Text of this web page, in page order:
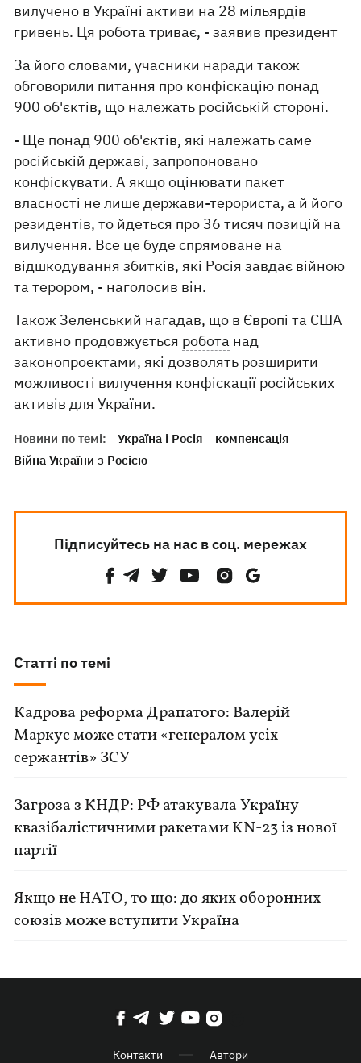
вилучено в Україні активи на 28 мільярдів
гривень. Ця робота триває, - заявив президент
За його словами, учасники наради також
обговорили питання про конфіскацію понад
900 об'єктів, що належать російській стороні.
- Ще понад 900 об'єктів, які належать саме
російській державі, запропоновано
конфіскувати. А якщо оцінювати пакет
власності не лише держави-терориста, а й його
резидентів, то йдеться про 36 тисяч позицій на
вилучення. Все це буде спрямоване на
відшкодування збитків, які Росія завдає війною
та терором, - наголосив він.
Також Зеленський нагадав, що в Європі та США
активно продовжується робота над
законопроектами, які дозволять розширити
можливості вилучення конфіскації російських
активів для України.
Новини по темі: Україна і Росія
компенсація
Війна України з Росією
Підписуйтесь на нас в соц. мережах
Статті по темі
Кадрова реформа Драпатого: Валерій
Маркус може стати «генералом усіх
сержантів» ЗСУ
Загроза з КНДР: РФ атакувала Україну
квазібалістичними ракетами KN-23 із нової
партії
Якщо не НАТО, то що: до яких оборонних
союзів може вступити Україна
Контакти Автори